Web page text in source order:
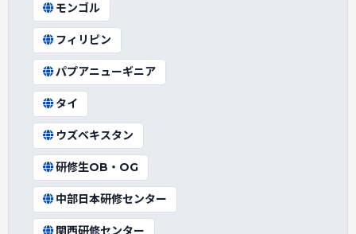
モンゴル
フィリピン
パプアニューギニア
タイ
ウズベキスタン
研修生OB・OG
中部日本研修センター
関西研修センター